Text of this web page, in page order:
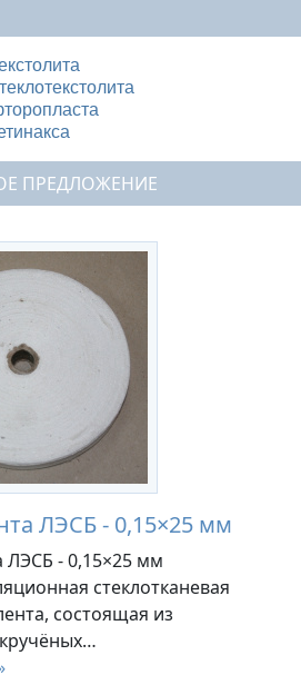
ПРЕДЛОЖЕНИЕ
ЛЭСБ - 0,15×25 мм
ЛЭСБ - 0,15×25 мм
стеклотканевая
состоящая из